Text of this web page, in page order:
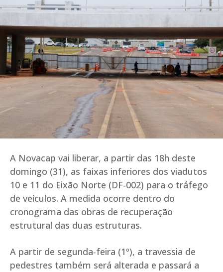
A Novacap vai liberar, a partir das 18h deste
domingo (31), as faixas inferiores dos viadutos
10 e 11 do Eixão Norte (DF-002) para o tráfego
de veículos. A medida ocorre dentro do
cronograma das obras de recuperação
estrutural das duas estruturas.
A partir de segunda-feira (1º), a travessia de
pedestres também será alterada e passará a